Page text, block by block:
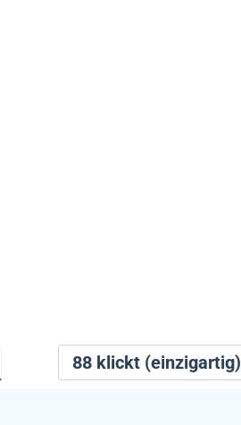
88 klickt (einzigartig)